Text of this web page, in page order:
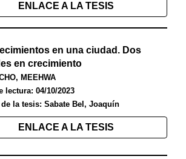
ENLACE A LA TESIS
en una ciudad. Dos
en crecimiento
MEEHWA
lectura: 04/10/2023
la tesis: Sabate Bel, Joaquín
ENLACE A LA TESIS